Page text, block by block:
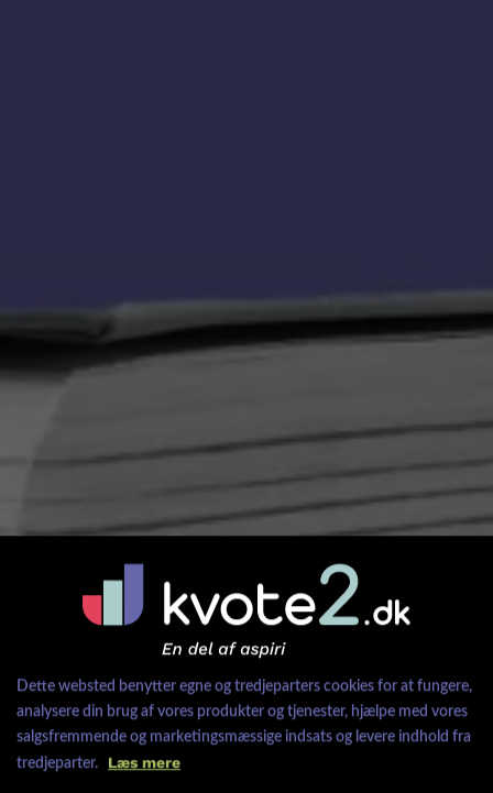
Dette websted benytter egne og tredjeparters cookies for at fungere,
analysere din brug af vores produkter og tjenester, hjælpe med vores
salgsfremmende og marketingsmæssige indsats og levere indhold fra
tredjeparter. Læs mere